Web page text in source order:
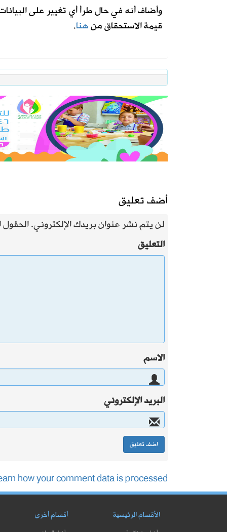
وأضاف أنه في حال طرأ أي تغيير على
قيمة الاستحقاق منهنا.
أضف تعليق
لن يتم نشر عنوان بريدك الإلكتروني.الحقول
التعليق
الاسم
البريد الإلكتروني
how your comment data is processed.
الأقسام الرئيسية أقسام أخرى